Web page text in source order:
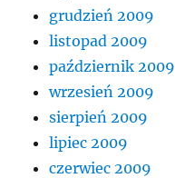
grudzień 2009
listopad 2009
październik 2009
wrzesień 2009
sierpień 2009
lipiec 2009
czerwiec 2009